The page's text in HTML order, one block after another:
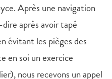
Après une navigation
après avoir tapé
évitant les pièges des
en soi un exercice
nous recevons un appel